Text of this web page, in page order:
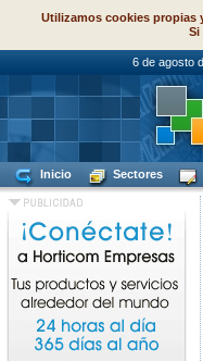
Utilizamos cookies propias
Si
6 de
Inicio Sectores